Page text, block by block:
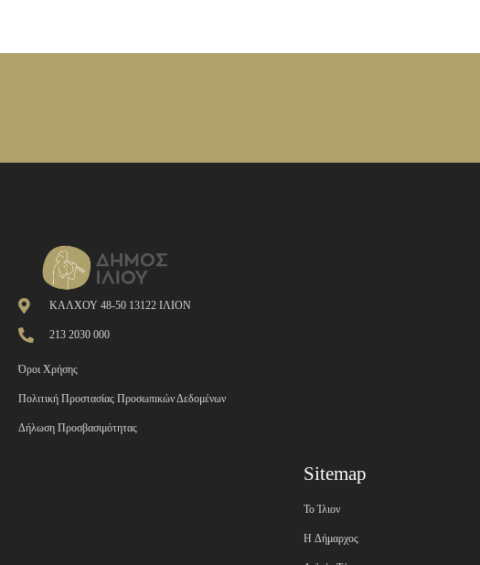
ΚΑΛΧΟΥ 48-50 13122 ΙΛΙΟΝ
213 2030 000
Όροι Χρήσης
Πολιτική Προστασίας Προσωπικών Δεδομένων
Δήλωση Προσβασιμότητας
Sitemap
Το Ίλιον
H Δήμαρχος